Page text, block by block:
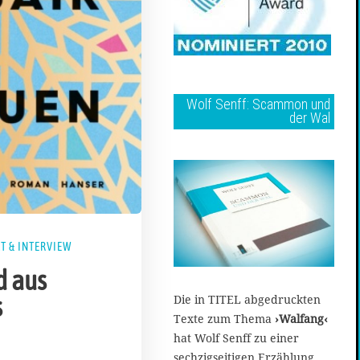
& INTERVIEW
aus
Wolf Senff: Scammon und
der Wal
Die in TITEL abgedruckten
Texte zum Thema ›Walfang‹
hat Wolf Senff zu einer